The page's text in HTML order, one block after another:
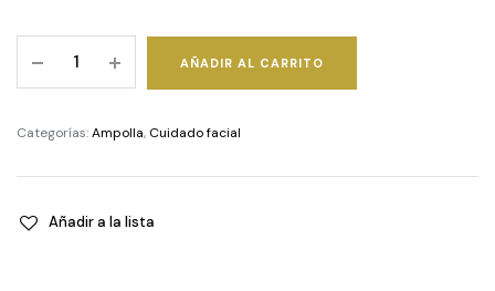
Madeca
Capture
Max
AÑADIR AL CARRITO
Categorías:Ampolla, Cuidado facial
Añadir a la lista